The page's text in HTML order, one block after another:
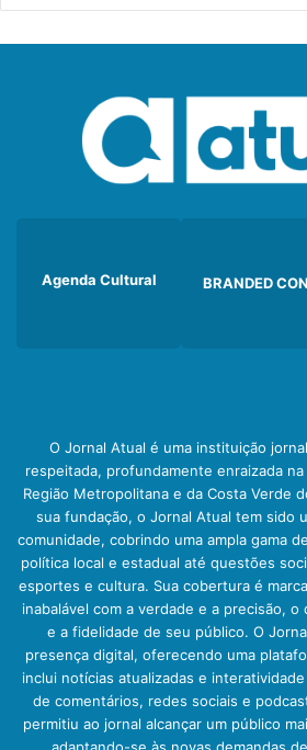
Agenda Cultural BRANDED
O Jornal Atual é uma instituição
respeitada, profundamente enraizada
Região Metropolitana e da Costa Verde
sua fundação, o Jornal Atual tem sido
comunidade, cobrindo uma ampla gama
política local e estadual até questões
esportes e cultura. Sua cobertura é
inabalável com a verdade e a precisão,
e a fidelidade de seu público. O
presença digital, oferecendo uma
inclui notícias atualizadas e
de comentários, redes sociais e
permitiu ao jornal alcançar um público
adaptando-se às novas demandas